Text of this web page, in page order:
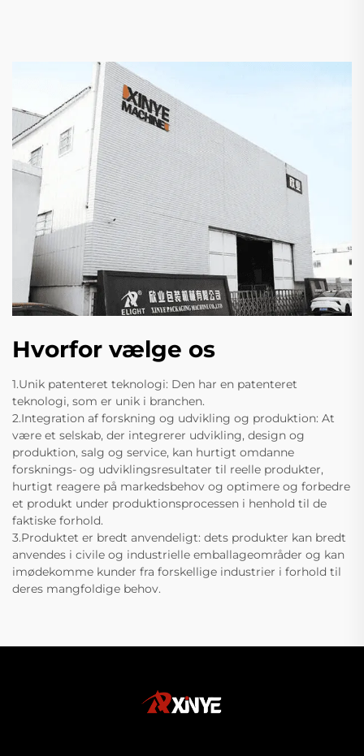
Hvorfor vælge os
1.Unik patenteret teknologi: Den har en patenteret
teknologi, som er unik i branchen.
2.Integration af forskning og udvikling og produktion: At
være et selskab, der integrerer udvikling, design og
produktion, salg og service, kan hurtigt omdanne
forsknings- og udviklingsresultater til reelle produkter,
hurtigt reagere på markedsbehov og optimere og forbedre
et produkt under produktionsprocessen i henhold til de
faktiske forhold.
3.Produktet er bredt anvendeligt: dets produkter kan bredt
anvendes i civile og industrielle emballageområder og kan
imødekomme kunder fra forskellige industrier i forhold til
deres mangfoldige behov.